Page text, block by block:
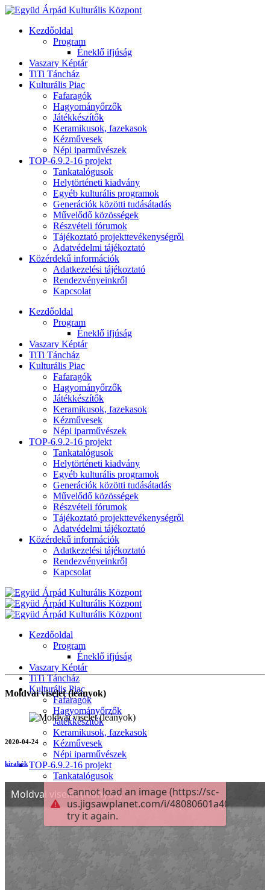
Kezdőoldal
Program
Éneklő ifjúság
Vaszary Képtár
TiTi Táncház
Kulturális Piac
Fafaragók
Hagyományőrzők
Játékkészítők
Keramikusok, fazekasok
Kézművesek
Népi iparművészek
TOP-6.9.2-16 projekt
Tankatalógusok
Helytörténeti kiadvány
Egyéb kulturális programok
Generációk közötti tudásátadás
Művelődő közösségek
Részvételi fórumok
Tájékoztató projekttevékenységről
Adatvédelmi tájékoztató
Közérdekű információk
Adatkezelési tájékoztató
Rendezvényeinkről
Kapcsolat
Kezdőoldal
Program
Éneklő ifjúság
Vaszary Képtár
TiTi Táncház
Kulturális Piac
Fafaragók
Hagyományőrzők
Játékkészítők
Keramikusok, fazekasok
Kézművesek
Népi iparművészek
TOP-6.9.2-16 projekt
Tankatalógusok
Helytörténeti kiadvány
Egyéb kulturális programok
Generációk közötti tudásátadás
Művelődő közösségek
Részvételi fórumok
Tájékoztató projekttevékenységről
Adatvédelmi tájékoztató
Közérdekű információk
Adatkezelési tájékoztató
Rendezvényeinkről
Kapcsolat
Kezdőoldal
Program
Éneklő ifjúság
Vaszary Képtár
TiTi Táncház
Kulturális Piac
Fafaragók
Hagyományőrzők
Játékkészítők
Keramikusok, fazekasok
Kézművesek
Népi iparművészek
TOP-6.9.2-16 projekt
Tankatalógusok
Helytörténeti kiadvány
Egyéb kulturális programok
Generációk közötti tudásátadás
Művelődő közösségek
Részvételi fórumok
Tájékoztató projekttevékenységről
Adatvédelmi tájékoztató
Közérdekű információk
Adatkezelési tájékoztató
Rendezvényeinkről
Moldvai viselet (leányok)
2020-04-24
kirakók